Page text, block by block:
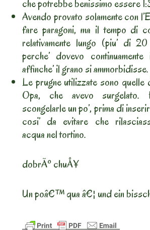
che potrebbe benissimo essere
Avendo provato solamente con
fare paragoni, ma il tempo di
relativamente lungo (piu’ di
perche’ dovevo
affinche’ il grano si ammorbidisse.
Le prugne utilizzate sono quelle
Opa, che avevo surgelato.
scongelarle un po’, prima di
cosi’ da evitare che
acqua nel tortino.
dobrÃº chuÅ¥
Un poâ€™ qua â€¦ und ein